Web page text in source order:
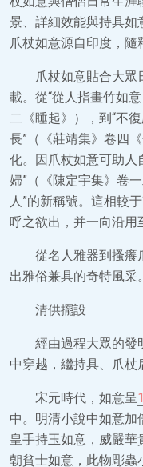
景、詳細效能與持具如
爪杖如意源自印度，隨
爪杖如意貼合大
載。從“從人指畫竹如
二《睡起》），到“不
長”（《莊靖集》卷四
化。因爪杖如意可助人
婦”（《陳定宇集》卷
人”的新稱號。這相較
呼之欲出，并一向沿用
從名人雅器到搔癢
出雅俗兼具的奇特風采。
清供擺設
經由過程大眾的發
中穿越，繼持具、爪杖
宋元時代，如意呈
中。明清小說中如意加
皇手持玉如意，威嚴
朝貧士如意，此物彫蟲